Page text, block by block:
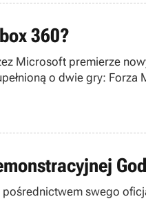
360?
Microsoft premierze
o dwie gry:
pośrednictwem swego